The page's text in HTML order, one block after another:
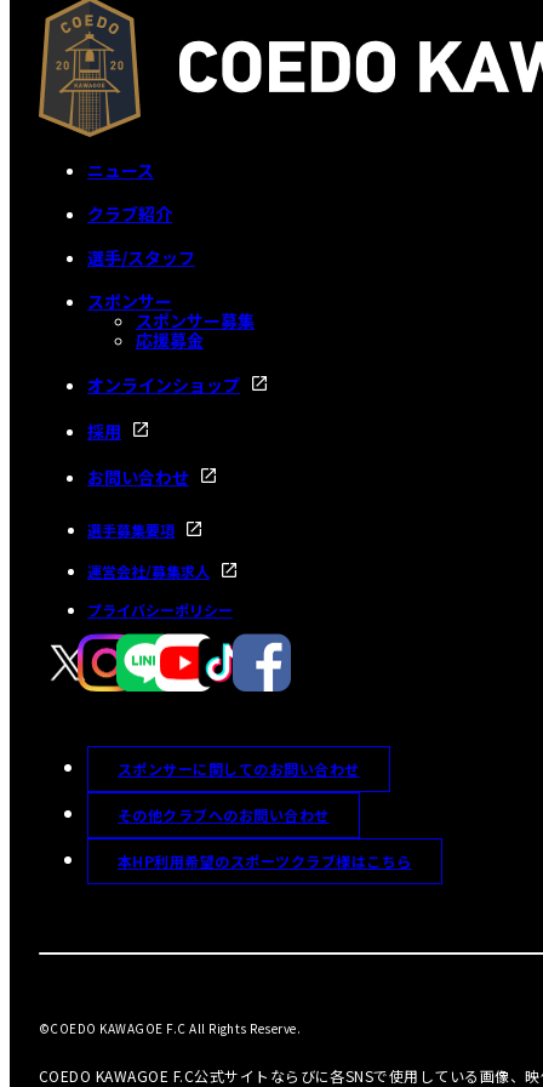
ニュース
クラブ紹介
選手/スタッフ
スポンサー
スポンサー募集
応援募金
オンラインショップ
採用
お問い合わせ
選手募集要項
運営会社/募集求人
プライバシーポリシー
スポンサーに関してのお問い合わせ
その他クラブへのお問い合わせ
本HP利用希望のスポーツクラブ様はこちら
COEDO KAWAGOE F.C公式サイトならびに各SNSで使用している画像、
©COEDO KAWAGOE F.C All Rights Reserve.